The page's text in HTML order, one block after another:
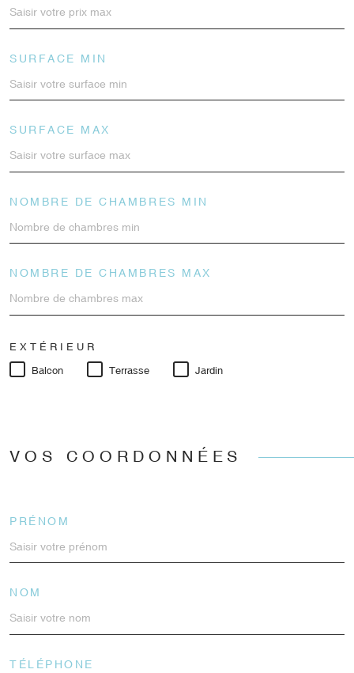
SURFACE MIN
SURFACE MAX
NOMBRE DE CHAMBRES MIN
NOMBRE DE CHAMBRES MAX
EXTÉRIEUR
Balcon Terrasse Jardin
VOS COORDONNÉES
PRÉNOM
NOM
TÉLÉPHONE